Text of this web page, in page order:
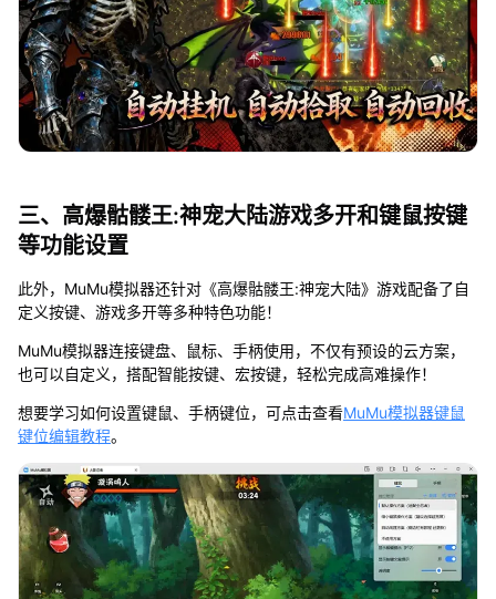
三、高爆骷髅王:神宠大陆游戏多开和键鼠按键
等功能设置
此外，MuMu模拟器还针对《高爆骷髅王:神宠大陆》游戏配备了自
定义按键、游戏多开等多种特色功能！
MuMu模拟器连接键盘、鼠标、手柄使用，不仅有预设的云方案，
也可以自定义，搭配智能按键、宏按键，轻松完成高难操作！
想要学习如何设置键鼠、手柄键位，可点击查看MuMu模拟器键鼠
键位编辑教程。